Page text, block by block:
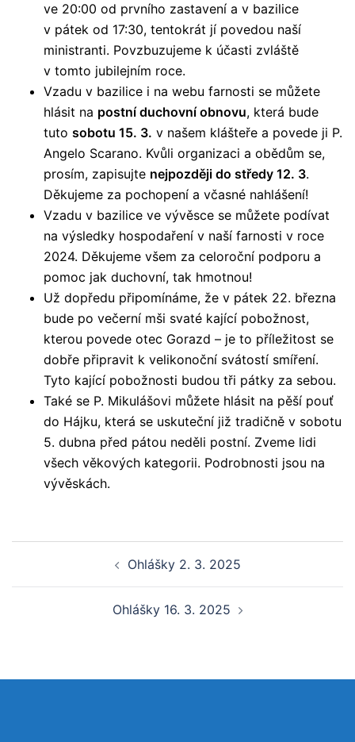
ve 20:00 od prvního zastavení a v bazilice
v pátek od 17:30, tentokrát jí povedou naší
ministranti. Povzbuzujeme k účasti zvláště
v tomto jubilejním roce.
Vzadu v bazilice i na webu farnosti se můžete
hlásit na postní duchovní obnovu, která bude
tuto sobotu 15. 3. v našem klášteře a povede ji P.
Angelo Scarano. Kvůli organizaci a obědům se,
prosím, zapisujte nejpozději do středy 12. 3.
Děkujeme za pochopení a včasné nahlášení!
Vzadu v bazilice ve vývěsce se můžete podívat
na výsledky hospodaření v naší farnosti v roce
2024. Děkujeme všem za celoroční podporu a
pomoc jak duchovní, tak hmotnou!
Už dopředu připomínáme, že v pátek 22. března
bude po večerní mši svaté kající pobožnost,
kterou povede otec Gorazd – je to příležitost se
dobře připravit k velikonoční svátostí smíření.
Tyto kající pobožnosti budou tři pátky za sebou.
Také se P. Mikulášovi můžete hlásit na pěší pouť
do Hájku, která se uskuteční již tradičně v sobotu
5. dubna před pátou neděli postní. Zveme lidi
všech věkových kategorii. Podrobnosti jsou na
vývěskách.
Ohlášky 2. 3. 2025
Ohlášky 16. 3. 2025